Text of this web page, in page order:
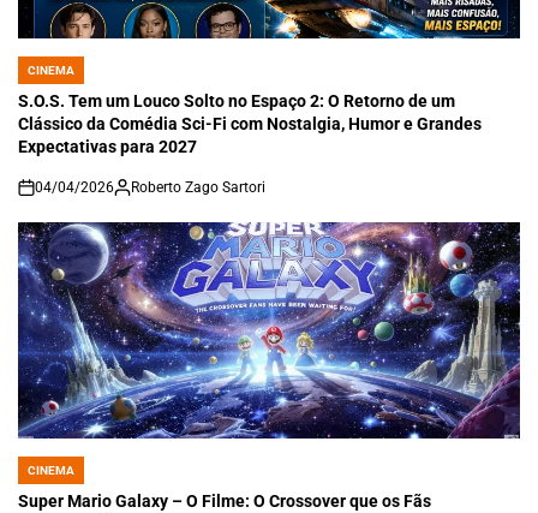
POSTED
IN
CINEMA
S.O.S. Tem um Louco Solto no Espaço 2: O Retorno de um
Clássico da Comédia Sci-Fi com Nostalgia, Humor e Grandes
Expectativas para 2027
on
04/04/2026 Roberto Zago Sartori
POSTED
IN
CINEMA
Super Mario Galaxy – O Filme: O Crossover que os Fãs